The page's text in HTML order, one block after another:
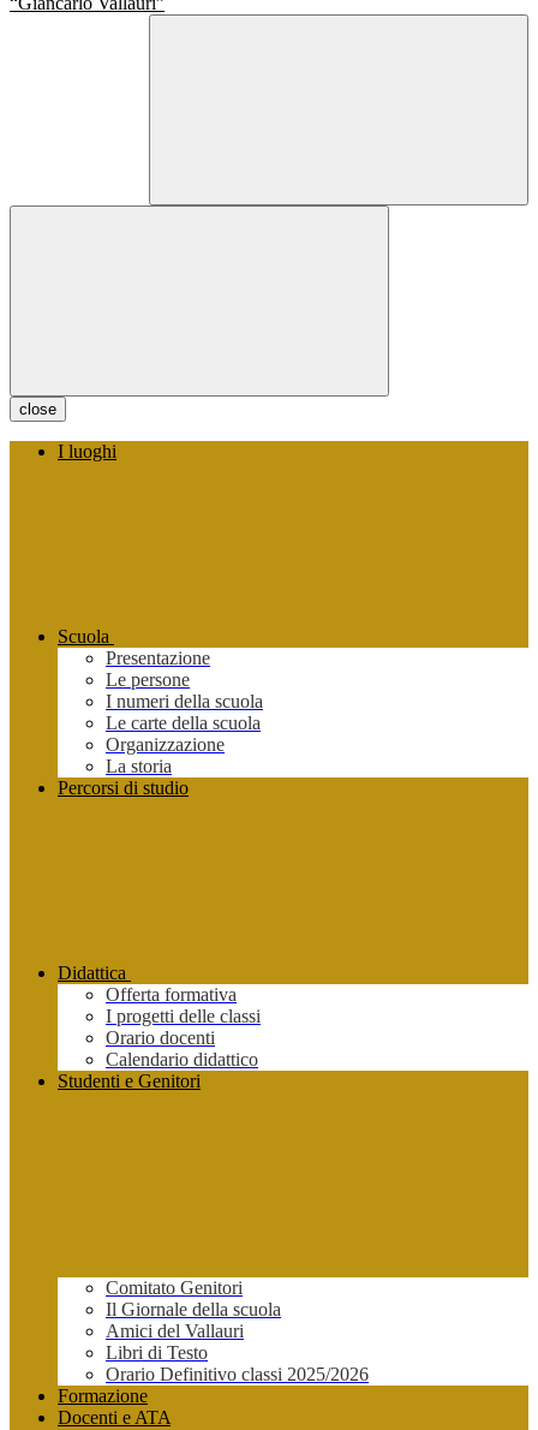
close
I luoghi
Scuola
Presentazione
Le persone
I numeri della scuola
Le carte della scuola
Organizzazione
La storia
Percorsi di studio
Didattica
Offerta formativa
I progetti delle classi
Orario docenti
Calendario didattico
Studenti e Genitori
Comitato Genitori
Il Giornale della scuola
Amici del Vallauri
Libri di Testo
Orario Definitivo classi 2025/2026
Formazione
Docenti e ATA